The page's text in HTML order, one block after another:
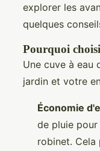
explorer les
quelques
Pourquoi
Une cuve à eau
jardin et votre
Économie
de pluie
robinet.